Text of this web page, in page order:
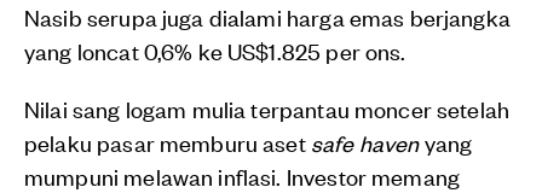
Nasib serupa juga dialami harga emas berjangka
yang loncat 0,6% ke US$1.825 per ons.
Nilai sang logam mulia terpantau moncer setelah
pelaku pasar memburu aset safe havenyang
mumpuni melawan inflasi. Investor memang